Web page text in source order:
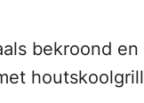
bekroond